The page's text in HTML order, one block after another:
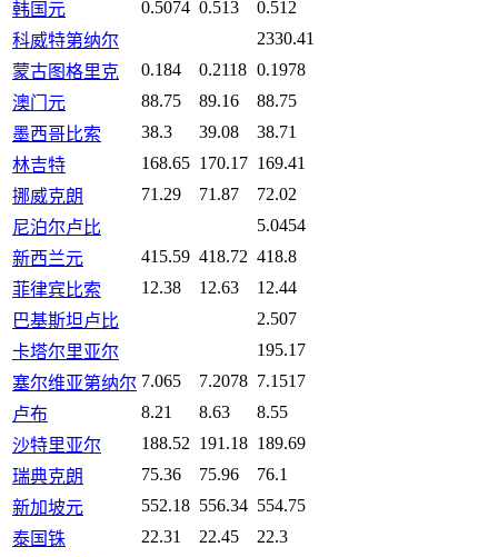
韩国元 0.5074 0.513
0.512
科威特第纳尔
2330.41
蒙古图格里克
0.184 0.2118 0.1978
澳门元
88.75 89.16
88.75
墨西哥比索
38.3 39.08
38.71
林吉特
168.65 170.17 169.41
挪威克朗
71.29 71.87
72.02
尼泊尔卢比
5.0454
新西兰元
415.59 418.72 418.8
菲律宾比索
12.38 12.63
12.44
巴基斯坦卢比
2.507
卡塔尔里亚尔
195.17
塞尔维亚第纳尔 7.065 7.2078 7.1517
卢布
8.21 8.63
8.55
沙特里亚尔
188.52 191.18 189.69
瑞典克朗
75.36 75.96
76.1
新加坡元
552.18 556.34 554.75
泰国铢
22.31 22.45
22.3